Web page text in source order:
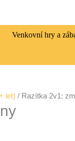
Venkovní hry a
let) / Razítka 2v1: